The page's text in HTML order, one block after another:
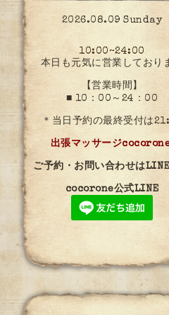
2026.08.09 Sunday
10:00~24:00
本日も元気に営業しており
【営業時間】
■ 10：00～24：00
＊当日予約の最終受付は
出張マッサージ
ご予約・お問い合わせは
cocorone公式LINE